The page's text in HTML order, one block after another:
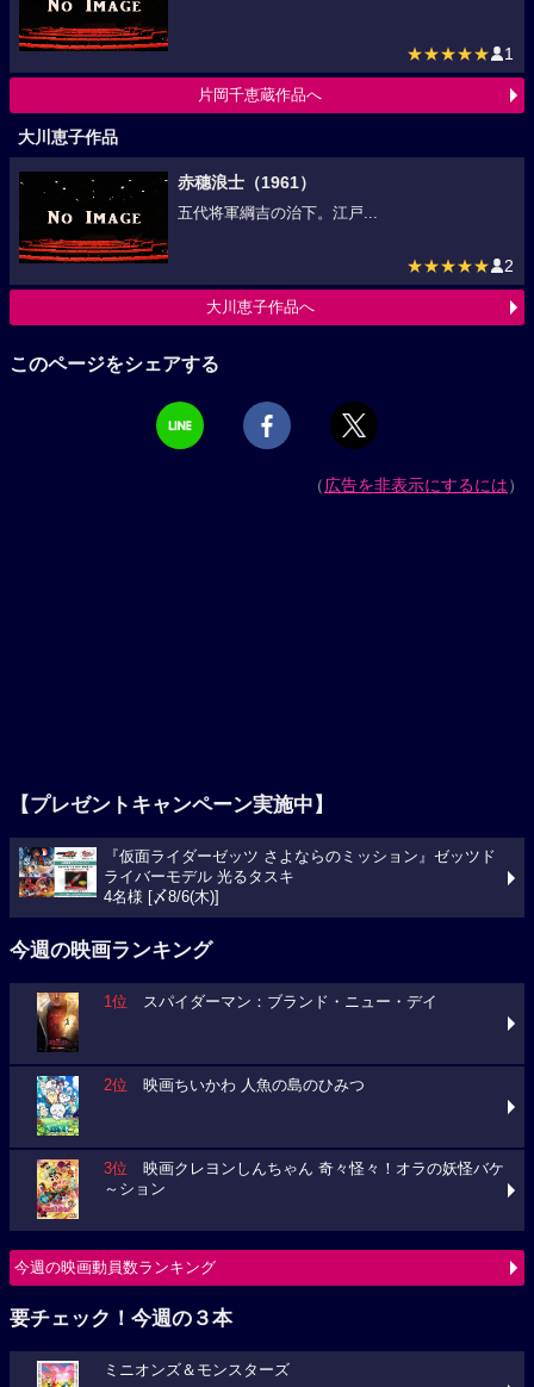
★★★★★ 1
片岡千恵蔵作品へ
大川恵子作品
赤穗浪士（1961）
五代将軍綱吉の治下。江戸...
★★★★★ 2
大川恵子作品へ
このページをシェアする
（広告を非表示にするには）
【プレゼントキャンペーン実施中】
『仮面ライダーゼッツ さよならのミッション』ゼッツド
ライバーモデル 光るタスキ
4名様 [〆8/6(木)]
今週の映画ランキング
1位 スパイダーマン：ブランド・ニュー・デイ
2位 映画ちいかわ 人魚の島のひみつ
3位 映画クレヨンしんちゃん 奇々怪々！オラの妖怪バケ
～ション
今週の映画動員数ランキング
要チェック！今週の３本
ミニオンズ＆モンスターズ